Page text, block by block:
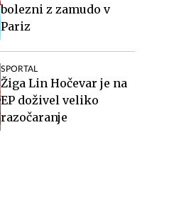
bolezni z zamudo v
Pariz
SPORTAL
Žiga Lin Hočevar je na
EP doživel veliko
razočaranje